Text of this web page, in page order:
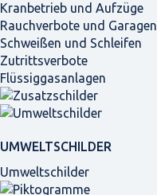
Kranbetrieb und Aufzüge
Rauchverbote und Garagen
Schweißen und Schleifen
Zutrittsverbote
Flüssiggasanlagen
UMWELTSCHILDER
Umweltschilder